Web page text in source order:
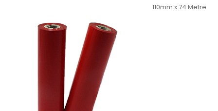
110mm x 74 Metre